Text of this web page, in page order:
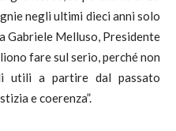
negli ultimi dieci anni solo
Gabriele Melluso, Presidente
fare sul serio, perché non
utili a partire dal passato
e coerenza”.